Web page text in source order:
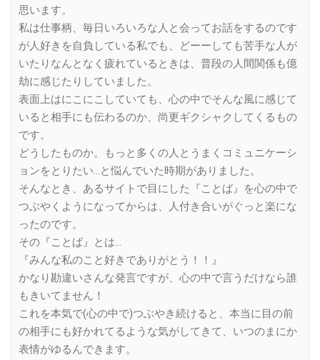
思います。
私は仕事柄、毎日いろいろな人と会ってお話をするのです
が人好きを自負している私でも、どーーしても苦手な人が
いたりなんとなく疲れているときは、普段の人間関係も億
劫に感じたりしていました。
表面上はにこにこしていても、心の中でそんな風に感じて
いると相手にも伝わるのか、尚更ギクシャクしてくるもの
です。
どうしたものか。もっと多くの人とうまくコミュニケーシ
ョンをとりたい…と悩んでいた時期がありました。
そんなとき、あるサイトで目にした『ことば』を心の中で
つぶやくようになってからは、人付き合いがぐっと楽にな
ったのです。
その『ことば』とは…
『みんな私のこと好きでありがとう！！』
かなり勘違いさんな発言ですが、心の中で言うだけなら誰
もきいてません！
これを本気で(心の中で)つぶやき続けると、本当に目の前
の相手にも好かれてるような気がしてきて、いつのまにか
表情がゆるんできます。